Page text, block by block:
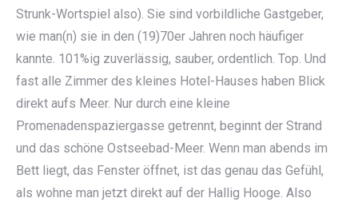
Strunk-Wortspiel also). Sie sind vorbildliche Gastgeber,
wie man(n) sie in den (19)70er Jahren noch häufiger
kannte. 101%ig zuverlässig, sauber, ordentlich. Top. Und
fast alle Zimmer des kleines Hotel-Hauses haben Blick
direkt aufs Meer. Nur durch eine kleine
Promenadenspaziergasse getrennt, beginnt der Strand
und das schöne Ostseebad-Meer. Wenn man abends im
Bett liegt, das Fenster öffnet, ist das genau das Gefühl,
als wohne man jetzt direkt auf der Hallig Hooge. Also